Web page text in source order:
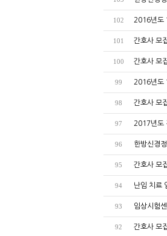
102 2016년도
101 간호사 모
100 간호사 모
99 2016년도
98 간호사 모
97 2017년도
96 한방신경
95 간호사 모
94 난임 치료
93 임상시험
92 간호사 모